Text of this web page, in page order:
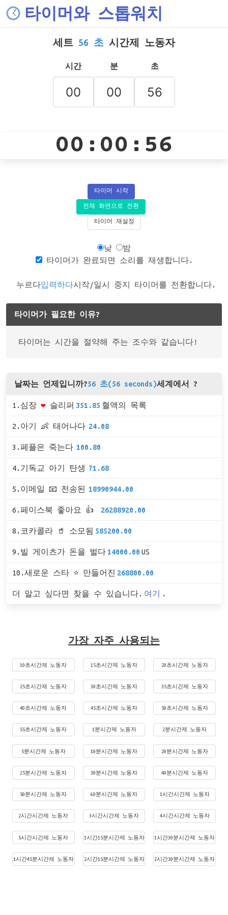
타이머와 스톱워치
세트 56 초 시간제 노동자
시간 분 초
00:00:56
타이머 시작
전체 화면으로 전환
타이머 재설정
낮
밤
타이머가 완료되면 소리를 재생합니다.
누르다입력하다시작/일시 중지 타이머를 전환합니다.
타이머가 필요한 이유?
타이머는 시간을 절약해 주는 조수와 같습니다!
날짜는 언제입니까?56 초(56 seconds)세계에서 ?
1.심장 ❤ 슬리퍼 351.85 혈액의 목록
2.아기 👶 태어나다 24.08
3.페플은 죽는다 100.80
4.기독교 아기 탄생 71.68
5.이메일 📧 전송된 18990944.00
6.페이스북 좋아요 👍 26288920.00
8.코카콜라 🥤 소모됨 585200.00
9.빌 게이츠가 돈을 벌다14000.00 US
10.새로운 스타 ⭐ 만들어진 268800.00
더 알고 싶다면 찾을 수 있습니다. 여기 .
가장 자주 사용되는
10초시간제 노동자 15초시간제 노동자 20초시간제 노동자
25초시간제 노동자 30초시간제 노동자 35초시간제 노동자
40초시간제 노동자 45초시간제 노동자 50초시간제 노동자
55초시간제 노동자 1분시간제 노동자 2분시간제 노동자
5분시간제 노동자 10분시간제 노동자 20분시간제 노동자
25분시간제 노동자 30분시간제 노동자 40분시간제 노동자
50분시간제 노동자 60분시간제 노동자 1시간시간제 노동자
2시간시간제 노동자 3시간시간제 노동자 4시간시간제 노동자
5시간시간제 노동자 1시간15분시간제 노동자 1시간30분시간제 노동자
1시간45분시간제 노동자 2시간15분시간제 노동자 2시간30분시간제 노동자